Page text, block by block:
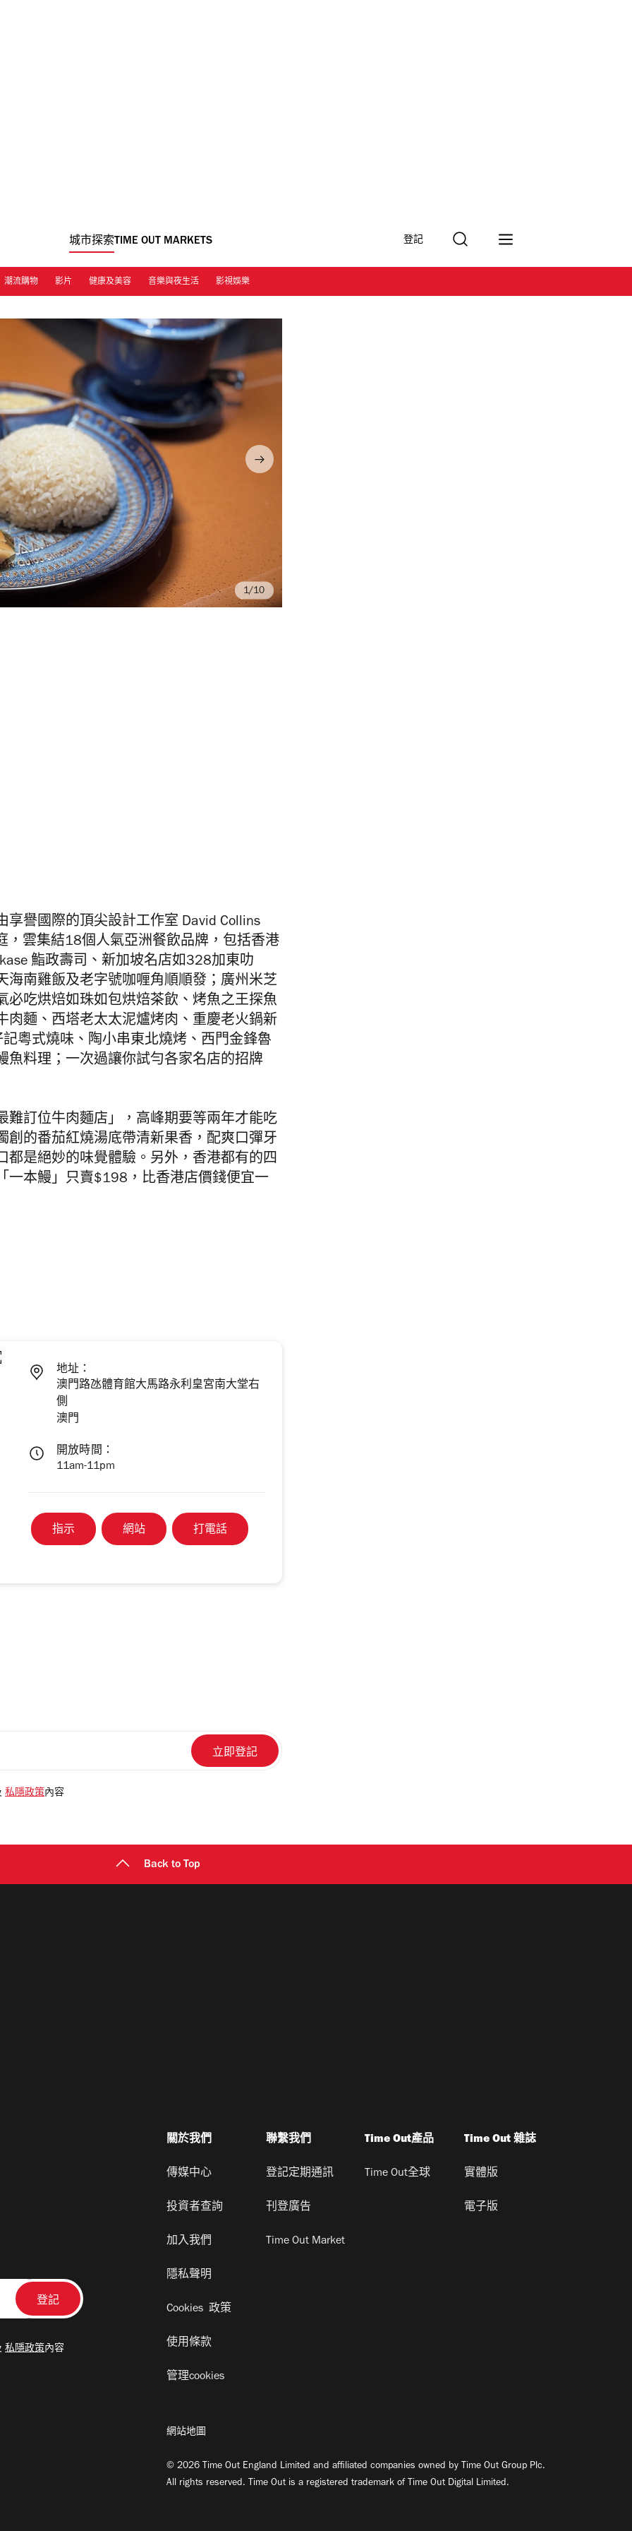
城市探索TIME OUT MARKETS 登記
潮流購物 影片 健康及美容 音樂與夜生活 影視娛樂
/10
譽國際的頂尖設計工作室 David Collins
，雲集結18個人氣亞洲餐飲品牌，包括香港
鮨政壽司、新加坡名店如328加東叻
海南雞飯及老字號咖喱角順順發；廣州米芝
必吃烘焙如珠如包烘焙茶飲、烤魚之王探魚
肉麵、西塔老太太泥爐烤肉、重慶老火鍋新
粵式燒味、陶小串東北燒烤、西門金鋒魯
魚料理；一次過讓你試勻各家名店的招牌
難訂位牛肉麵店」，高峰期要等兩年才能吃
創的番茄紅燒湯底帶清新果香，配爽口彈牙
都是絕妙的味覺體驗。另外，香港都有的四
一本鰻」只賣$198，比香港店價錢便宜一
地址：
澳門路氹體育館大馬路永利皇宮南大堂右
側
澳門
開放時間：
11am-11pm
指示 網站 打電話
私隱政策 內容
Back to Top
私隱政策內容
關於我們
傳媒中心
投資者查詢
加入我們
隱私聲明
Cookies 政策
使用條款
管理cookies
聯繫我們
登記定期通訊
刊登廣告
Time Out Market
Time Out產品
Time Out全球
Time Out 雜誌
實體版
電子版
網站地圖
© 2026 Time Out England Limited and affiliated companies owned by Time Out Group Plc.
All rights reserved. Time Out is a registered trademark of Time Out Digital Limited.